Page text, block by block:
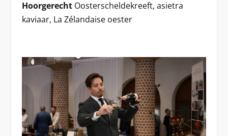
HoorgerechtOosterscheldekreeft, asietra
kaviaar, La Zélandaise oester